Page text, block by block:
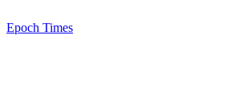
Epoch Times